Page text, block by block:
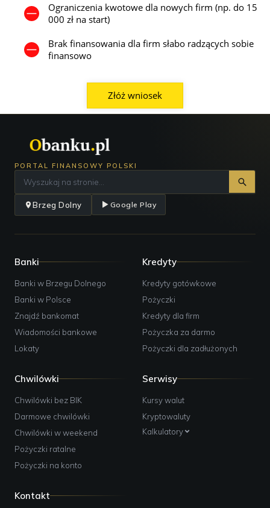
Ograniczenia kwotowe dla nowych firm (np. do 15
000 zł na start)
Brak finansowania dla firm słabo radzących sobie
finansowo
Złóż wniosek
PORTAL FINANSOWY POLSKI
Brzeg Dolny Google Play
Banki
Banki w Brzegu Dolnego
Banki w Polsce
Znajdź bankomat
Wiadomości bankowe
Lokaty
Kredyty
Kredyty gotówkowe
Pożyczki
Kredyty dla firm
Pożyczka za darmo
Pożyczki dla zadłużonych
Chwilówki
Chwilówki bez BIK
Darmowe chwilówki
Chwilówki w weekend
Pożyczki ratalne
Pożyczki na konto
Serwisy
Kursy walut
Kryptowaluty
Kalkulatory
Kontakt